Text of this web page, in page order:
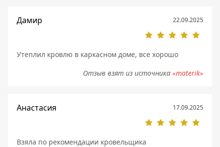
Дамир 22.09.2025
Утеплил кровлю в каркасном доме, все хорошо
Отзыв взят из источника «materik»
Анастасия 17.09.2025
Взяла по рекомендации кровельщика